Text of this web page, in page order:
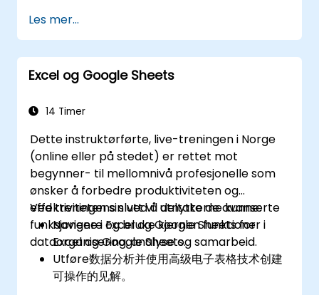
Opprett og administrer pivottabeller og
diagrammer for datavisualisering.
Bruk verktøy som Power Query, Power
Pivot, og utfør dataanalyse.
makroer og VBA for å strømlinjeforme
Les mer...
Excel og Google Sheets
14 Timer
Dette instruktørførte, live-treningen i Norge
(online eller på stedet) er rettet mot
begynner- til mellomnivå profesjonelle som
ønsker å forbedre produktiviteten og
effektiviteten sin ved å utnytte de avanserte
funksjonene i Excel og Google Sheets for
dataorganisering, analyse og samarbeid.
Ved treningens slutt vil deltakerne kunne:
Navigere og bruke kjernen funktioner i
Excel og Google Sheets.
Utføre数据分析并使用高级电子表格技术创建
可操作的见解。